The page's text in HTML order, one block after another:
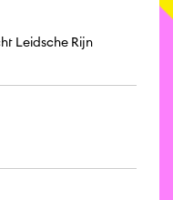
Leidsche Rijn